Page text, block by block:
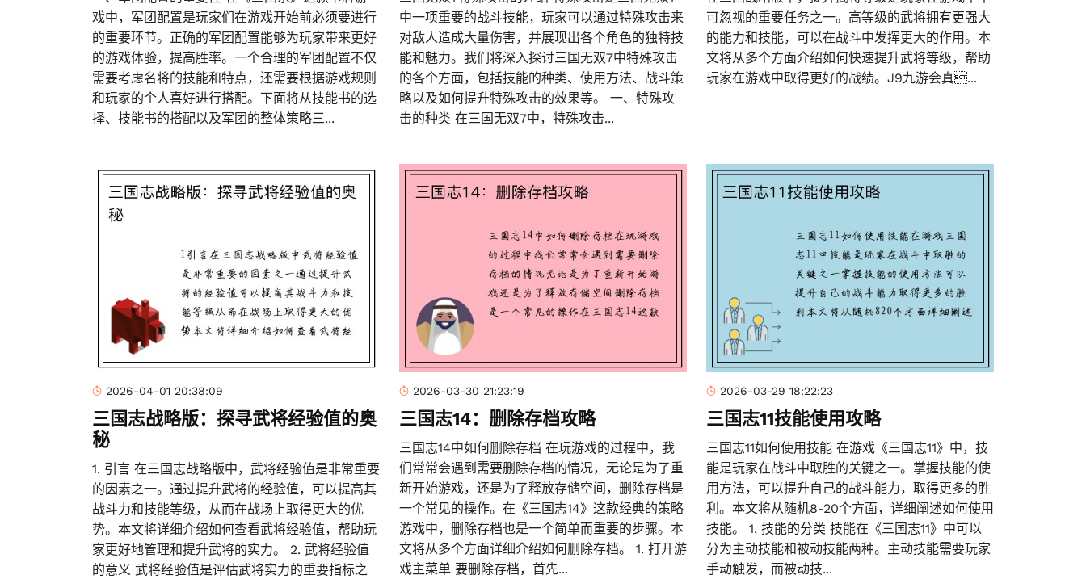
戏中，军团配置是玩家们在游戏开始前必须要进行
的重要环节。正确的军团配置能够为玩家带来更好
的游戏体验，提高胜率。一个合理的军团配置不仅
需要考虑名将的技能和特点，还需要根据游戏规则
和玩家的个人喜好进行搭配。下面将从技能书的选
择、技能书的搭配以及军团的整体策略三...
中一项重要的战斗技能，玩家可以通过特殊攻击来
对敌人造成大量伤害，并展现出各个角色的独特技
能和魅力。我们将深入探讨三国无双7中特殊攻击
的各个方面，包括技能的种类、使用方法、战斗策
略以及如何提升特殊攻击的效果等。 一、特殊攻
击的种类 在三国无双7中，特殊攻击...
可忽视的重要任务之一。高等级的武将拥有更强大
的能力和技能，可以在战斗中发挥更大的作用。本
文将从多个方面介绍如何快速提升武将等级，帮助
玩家在游戏中取得更好的战绩。J9九游会真...
2026-04-01 20:38:09
三国志战略版：探寻武将经验值的奥
秘
1. 引言 在三国志战略版中，武将经验值是非常重要
的因素之一。通过提升武将的经验值，可以提高其
战斗力和技能等级，从而在战场上取得更大的优
势。本文将详细介绍如何查看武将经验值，帮助玩
家更好地管理和提升武将的实力。 2. 武将经验值
的意义 武将经验值是评估武将实力的重要指标之
2026-03-30 21:23:19
三国志14：删除存档攻略
三国志14中如何删除存档 在玩游戏的过程中，我
们常常会遇到需要删除存档的情况，无论是为了重
新开始游戏，还是为了释放存储空间，删除存档是
一个常见的操作。在《三国志14》这款经典的策略
游戏中，删除存档也是一个简单而重要的步骤。本
文将从多个方面详细介绍如何删除存档。 1. 打开游
戏主菜单 要删除存档，首先...
2026-03-29 18:22:23
三国志11技能使用攻略
三国志11如何使用技能 在游戏《三国志11》中，技
能是玩家在战斗中取胜的关键之一。掌握技能的使
用方法，可以提升自己的战斗能力，取得更多的胜
利。本文将从随机8-20个方面，详细阐述如何使用
技能。 1. 技能的分类 技能在《三国志11》中可以
分为主动技能和被动技能两种。主动技能需要玩家
手动触发，而被动技...